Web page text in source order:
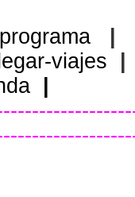
programa
llegar-viajes